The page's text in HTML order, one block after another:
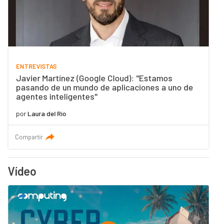
ENTREVISTAS
Javier Martínez (Google Cloud): "Estamos
pasando de un mundo de aplicaciones a uno de
agentes inteligentes"
porLaura del Río
Compartir
Vídeo